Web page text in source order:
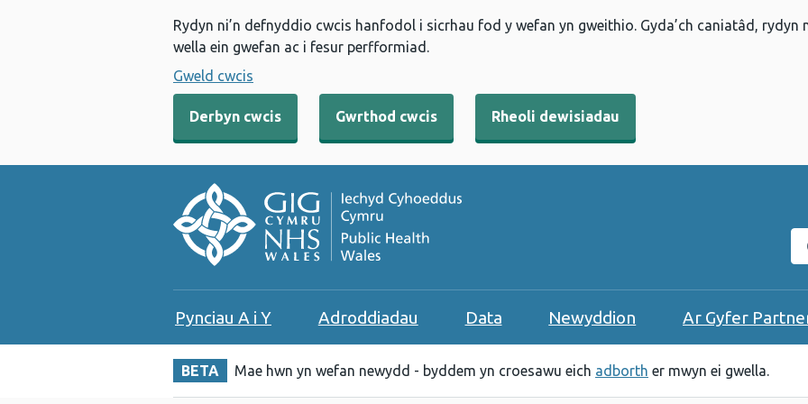
Rydyn ni’n defnyddio cwcis hanfodol i sicrhau fod y wefan yn gweithio. Gyda’ch caniatâd,
wella ein gwefan ac i fesur perfformiad.
Gweld cwcis
Derbyn cwcis Gwrthod cwcis Rheoli dewisiadau
Pynciau A i Y Adroddiadau Data Newyddion Ar Gyfer
BETA Mae hwn yn wefan newydd - byddem yn croesawu eich adborth er mwyn ei gwella.